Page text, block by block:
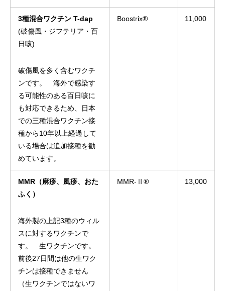
3種混合ワクチン T-dap
(破傷風・ジフテリア・百
日咳)
破傷風を多く含むワクチ
ンです。 海外で感染す
る可能性のある百日咳に
も対応できるため、日本
での三種混合ワクチン接
種から10年以上経過して
いる場合は追加接種を勧
めています。
Boostrix® 11,000
MMR（麻疹、風疹、おた
ふく）
海外製の上記3種のウィル
スに対するワクチンで
す。 生ワクチンです。
前後27日間は他の生ワク
チンは接種できません
（生ワクチンではないワ
MMR-Ⅱ® 13,000